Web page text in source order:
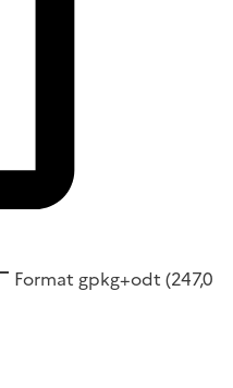
Format gpkg+odt (247,0